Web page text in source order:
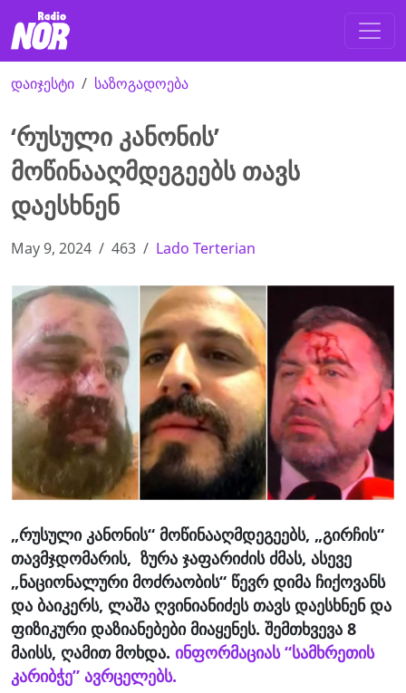
დაიჯესტი საზოგადოება
‘რუსული კანონის’
მოწინააღმდეგეებს თავს
დაესხნენ
May 9, 2024 463 Lado Terterian
„რუსული კანონის“ მოწინააღმდეგეებს, „გირჩის“
თავმჯდომარის, ზურა ჯაფარიძის ძმას, ასევე
„ნაციონალური მოძრაობის“ წევრ დიმა ჩიქოვანს
და ბაიკერს, ლაშა ღვინიანიძეს თავს დაესხნენ და
ფიზიკური დაზიანებები მიაყენეს. შემთხვევა 8
მაისს, ღამით მოხდა. ინფორმაციას “სამხრეთის
კარიბჭე” ავრცელებს.